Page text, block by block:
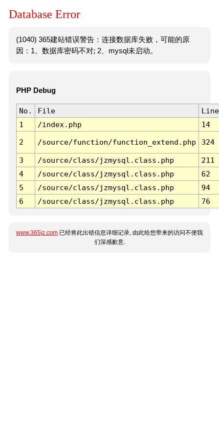
Database Error
(1040) 365建站错误警告：连接数据库失败，可能的原
因：1、数据库密码不对; 2、mysql未启动。
PHP Debug
No. File
Line
1
/index.php 14
2 /source/function/function_extend.php 324
3 /source/class/jzmysql.class.php
211
4
/source/class/jzmysql.class.php
62
5
/source/class/jzmysql.class.php
94
6
/source/class/jzmysql.class.php 76
www.365jz.com 已经将此出错信息详细记录, 由此给您带来的访问不便我
们深感歉意.